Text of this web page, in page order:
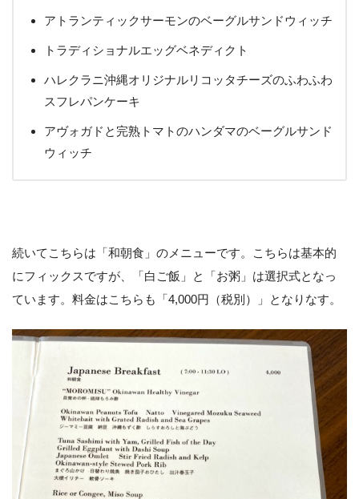
アトランティックサーモンのベーグルサンドウィッチ
トラディショナルエッグベネディクト
ハレクラニ沖縄オリジナルリコッタチーズのふわふわ
スフレパンケーキ
アヴォガドと完熟トマトのハンダマのベーグルサンド
ウィッチ
続いてこちらは「和朝食」のメニューです。こちらは基本的
にフィックスですが、「白ご飯」と「お粥」は選択式となっ
ています。料金はこちらも「4,000円（税別）」となりなす。